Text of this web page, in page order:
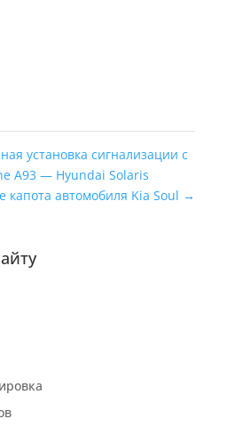
установка сигнализации с
A93 — Hyundai Solaris
капота автомобиля Kia Soul →